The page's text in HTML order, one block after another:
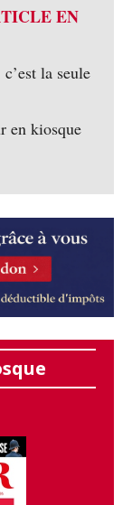
EN
la seule
en kiosque